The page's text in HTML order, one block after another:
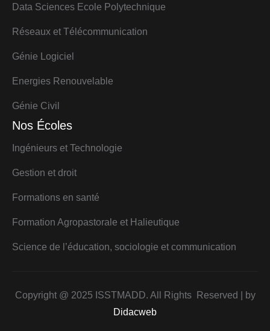
Data Sciences Ecole Polytechnique
Réseaux et Télécommunication
Génie Logiciel
Energies Renouvelable
Génie Civil
Nos Écoles
Ingénieurs et Technologie
Gestion et droit
Formations en santé
Formation Agropastorale et Halieutique
Science de l’éducation, sociologie et communication
Copyright @ 2025 ISSTMADD. All Rights Reserved | by
Didacweb